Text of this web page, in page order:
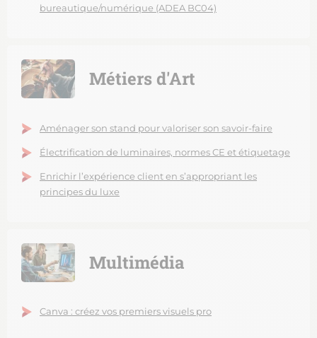
bureautique/numérique (ADEA BC04)
Métiers d'Art
Aménager son stand pour valoriser son savoir-faire
Électrification de luminaires, normes CE et étiquetage
Enrichir l’expérience client en s’appropriant les
principes du luxe
Multimédia
Canva : créez vos premiers visuels pro